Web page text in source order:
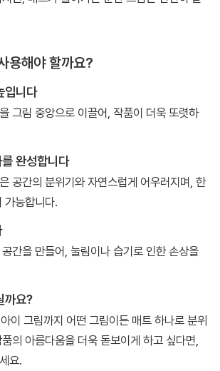
용해야 할까요?
입니다
그림 중앙으로 이끌어, 작품이 더욱 또렷하
완성합니다
공간의 분위기와 자연스럽게 어우러지며, 한
가능합니다.
간을 만들어, 눌림이나 습기로 인한 손상을
까요?
이 그림까지 어떤 그림이든 매트 하나로 분위
의 아름다움을 더욱 돋보이게 하고 싶다면,
요.